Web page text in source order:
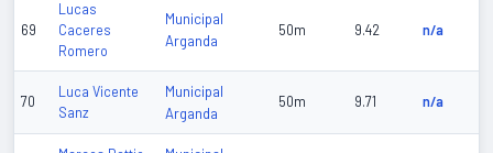
69
Lucas
Caceres
Romero
Municipal
Arganda
50m 9.42 n/a
70
Luca Vicente
Sanz
Municipal
Arganda
50m 9.71 n/a